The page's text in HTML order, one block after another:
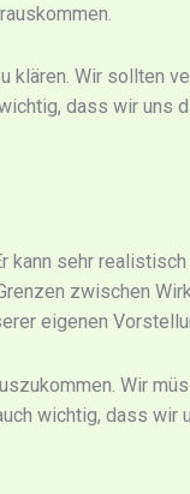
Wir sollten
dass wir uns
kann sehr
zwischen
eigenen
Wir
wichtig, dass wir